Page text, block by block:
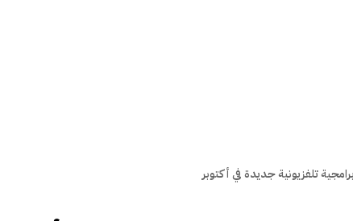
تلفزيونية جديدة في أكتوبر